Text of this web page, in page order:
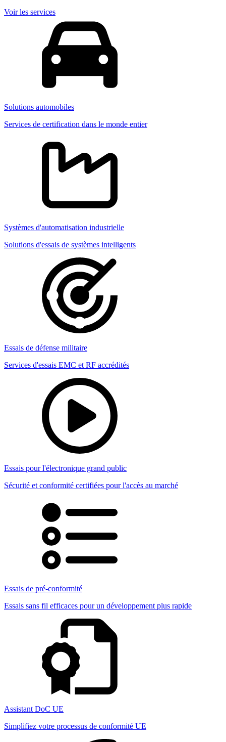
Voir les services
Solutions automobiles
Services de certification dans le monde entier
Systèmes d'automatisation industrielle
Solutions d'essais de systèmes intelligents
Essais de défense militaire
Services d'essais EMC et RF accrédités
Essais pour l'électronique grand public
Sécurité et conformité certifiées pour l'accès au marché
Essais de pré-conformité
Essais sans fil efficaces pour un développement plus rapide
Assistant DoC UE
Simplifiez votre processus de conformité UE